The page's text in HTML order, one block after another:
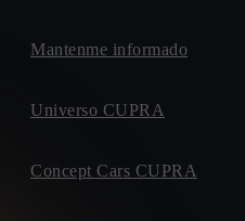
Mantenme informado
Universo CUPRA
Concept Cars CUPRA